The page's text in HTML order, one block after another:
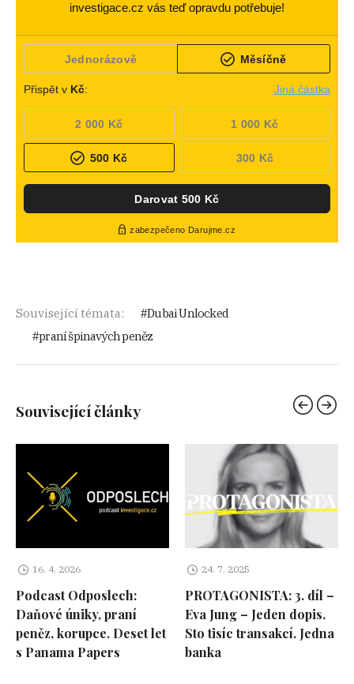
Související témata:
Dubai Unlocked
praní špinavých peněz
Související články
16. 4. 2026
Podcast Odposlech:
Daňové úniky, praní
peněz, korupce. Deset let
s Panama Papers
24. 7. 2025
PROTAGONISTA: 3. díl –
Eva Jung – Jeden dopis.
Sto tisíc transakcí. Jedna
banka